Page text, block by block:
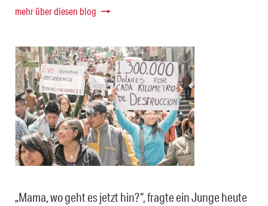
mehr über diesen blog
„Mama, wo geht es jetzt hin?“, fragte ein Junge heute